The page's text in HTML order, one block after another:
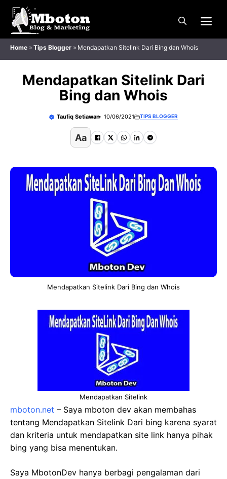
Langsung
Home » Tips Blogger » Mendapatkan Sitelink Dari Bing dan Whois
Mendapatkan Sitelink Dari
Bing dan Whois
Taufiq Setiawan 10/06/2021 TIPS BLOGGER
Aa
Mendapatkan Sitelink Dari Bing dan Whois
Mendapatkan Sitelink
mboton.net – Saya mboton dev akan membahas
tentang Mendapatkan Sitelink Dari bing karena syarat
dan kriteria untuk mendapatkan site link hanya pihak
bing yang bisa menentukan.
Saya MbotonDev hanya berbagi pengalaman dari